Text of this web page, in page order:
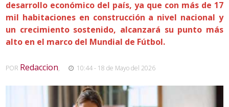
desarrollo económico del país, ya que con más de 17
mil habitaciones en construcción a nivel nacional y
un crecimiento sostenido, alcanzará su punto más
alto en el marco del Mundial de Fútbol.
POR Redaccion, 10:44 - 18 de Mayo del 2026